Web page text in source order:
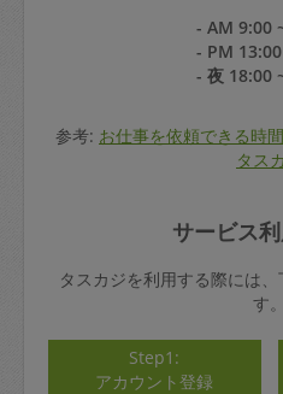
- AM 9:00
- PM
- 夜 18:00
参考: お仕事を依頼できる時
タス
サービス
タスカジを利用する際には
す。
Step1:
アカウント登録